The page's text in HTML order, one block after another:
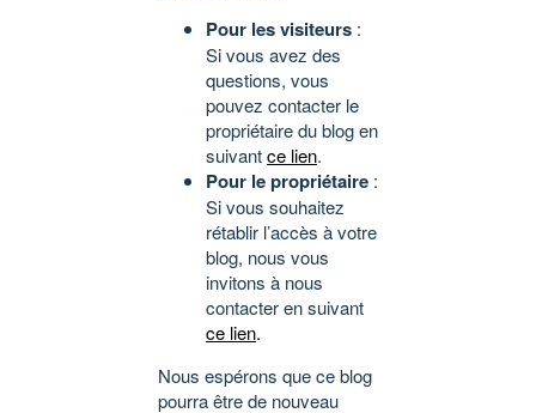
Pour les visiteurs :
Si vous avez des
questions, vous
pouvez contacter le
propriétaire du blog en
suivantce lien.
Pour le propriétaire :
Si vous souhaitez
rétablir l’accès à votre
blog, nous vous
invitons à nous
contacter en suivant
ce lien.
Nous espérons que ce blog
pourra être de nouveau